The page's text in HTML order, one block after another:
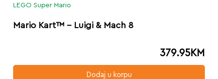
LEGO Super Mario
Mario Kart™ – Luigi & Mach 8
379.95KM
Dodaj u korpu